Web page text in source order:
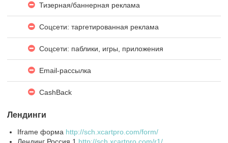
Тизерная/баннерная реклама
Соцсети: таргетированная реклама
Соцсети: паблики, игры, приложения
Email-рассылка
CashBack
Лендинги
Iframe форма http://sch.xcartpro.com/form/
Лендинг Россия 1 http://sch.xcartpro.com/r1/